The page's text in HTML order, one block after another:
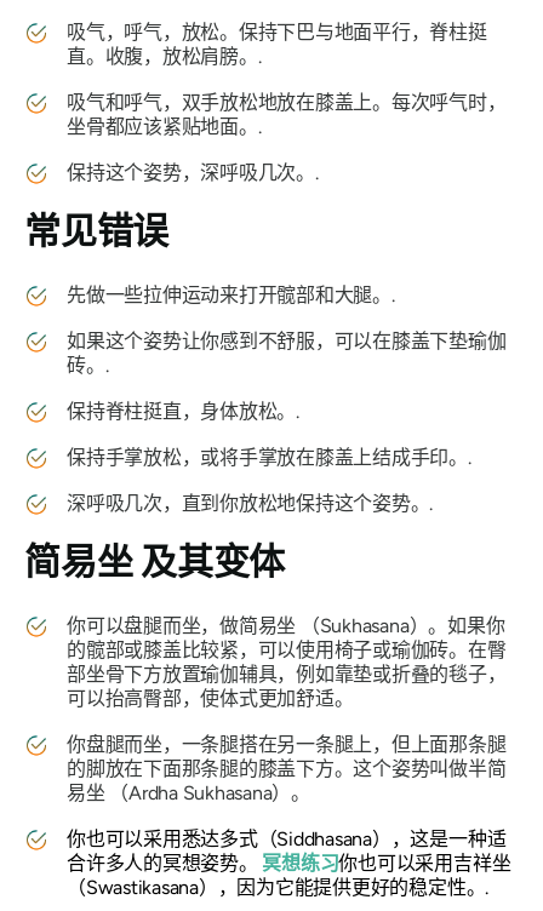
吸气，呼气，放松。保持下巴与地面平行，脊柱挺
直。收腹，放松肩膀。.
吸气和呼气，双手放松地放在膝盖上。每次呼气时，
坐骨都应该紧贴地面。.
保持这个姿势，深呼吸几次。.
常见错误
先做一些拉伸运动来打开髋部和大腿。.
如果这个姿势让你感到不舒服，可以在膝盖下垫瑜伽
砖。.
保持脊柱挺直，身体放松。.
保持手掌放松，或将手掌放在膝盖上结成手印。.
深呼吸几次，直到你放松地保持这个姿势。.
简易坐及其变体
你可以盘腿而坐，做简易坐 （Sukhasana）。如果你
的髋部或膝盖比较紧，可以使用椅子或瑜伽砖。在臀
部坐骨下方放置瑜伽辅具，例如靠垫或折叠的毯子，
可以抬高臀部，使体式更加舒适。
你盘腿而坐，一条腿搭在另一条腿上，但上面那条腿
的脚放在下面那条腿的膝盖下方。这个姿势叫做半简
易坐
（Ardha Sukhasana）。
你也可以采用悉达多式（Siddhasana），这是一种适
合许多人的冥想姿势。 冥想练习你也可以采用吉祥坐
（Swastikasana），因为它能提供更好的稳定性。.